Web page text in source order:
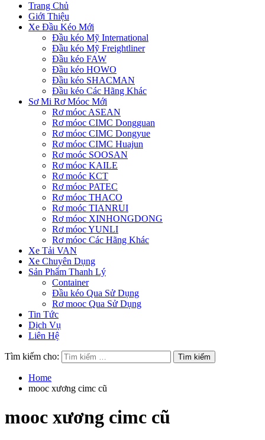
Trang Chủ
Giới Thiệu
Xe Đầu Kéo Mới
Đầu kéo Mỹ International
Đầu kéo Mỹ Freightliner
Đầu kéo FAW
Đầu kéo HOWO
Đầu kéo SHACMAN
Đầu kéo Các Hãng Khác
Sơ Mi Rơ Móoc Mới
Rơ móoc ASEAN
Rơ móoc CIMC Dongguan
Rơ móoc CIMC Dongyue
Rơ móoc CIMC Huajun
Rơ moóc SOOSAN
Rơ móoc KAILE
Rơ moóc KCT
Rơ móoc PATEC
Rơ móoc THACO
Rơ moóc TIANRUI
Rơ móoc XINHONGDONG
Rơ móoc YUNLI
Rơ móoc Các Hãng Khác
Xe Tải VAN
Xe Chuyên Dụng
Sản Phẩm Thanh Lý
Container
Đầu kéo Qua Sử Dụng
Rơ mooc Qua Sử Dụng
Tin Tức
Dịch Vụ
Liên Hệ
Tìm kiếm cho:
Home
mooc xương cimc cũ
mooc xương cimc cũ